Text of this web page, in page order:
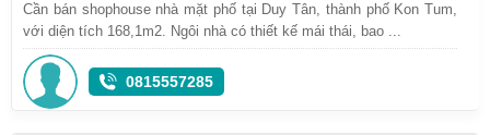
Cần bán shophouse nhà mặt phố tại Duy Tân, thành phố Kon Tum,
với diện tích 168,1m2. Ngôi nhà có thiết kế mái thái, bao ...
0815557285